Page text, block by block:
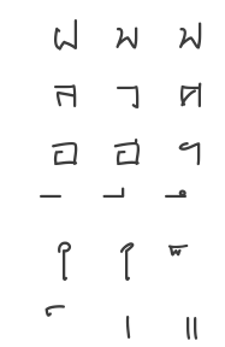
ฝ
พ ฟ
ล
ว ศ
อ
ฮ ฯ
ใ
ไ
เ
แ